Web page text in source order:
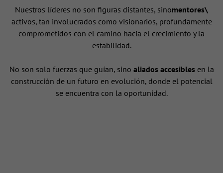
Nuestros líderes no son figuras distantes, sinomentores\
activos, tan involucrados como visionarios, profundamente
comprometidos con el camino hacia el crecimiento y la
estabilidad.
No son solo fuerzas que guían, sino aliados accesiblesen la
construcción de un futuro en evolución, donde el potencial
se encuentra con la oportunidad.